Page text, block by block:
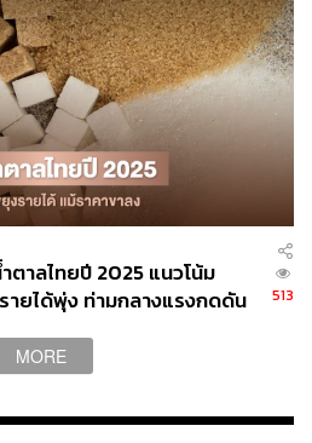
THE AUTHOR
วิริยะเศวตกุล
ารดาราศาสตร์ ครีเอเตอร์ด้านอวกาศ
ตาลไทยปี 2025 แนวโน้ม
ยได้พุ่ง ท่ามกลางแรงกดดัน
513
MORE